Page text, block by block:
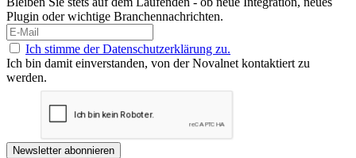
Plugin oder wichtige Branchennachrichten.
Ich stimme der Datenschutzerklärung zu.
Ich bin damit einverstanden, von der Novalnet kontaktiert zu
werden.
Newsletter abonnieren